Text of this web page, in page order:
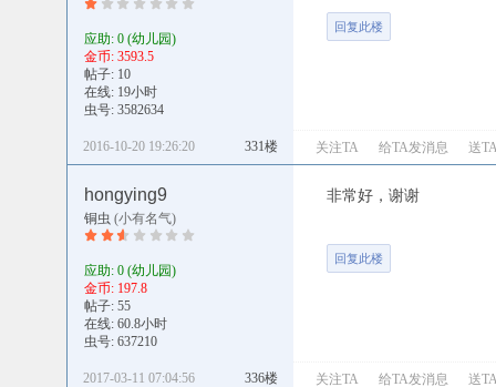
应助: 0 (幼儿园)
金币: 3593.5
帖子: 10
在线: 19小时
虫号: 3582634
回复此楼
331楼
2016-10-20 19:26:20 关注TA 给TA发消息 送
hongying9
铜虫 (小有名气)
应助: 0 (幼儿园)
金币: 197.8
帖子: 55
在线: 60.8小时
虫号: 637210
非常好，谢谢
回复此楼
336楼
2017-03-11 07:04:56 关注TA 给TA发消息 送